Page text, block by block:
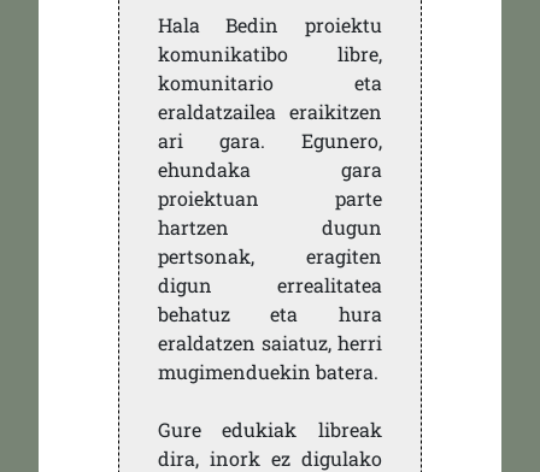
Hala Bedin proiektu
komunikatibo libre,
komunitario eta
eraldatzailea eraikitzen
ari gara. Egunero,
ehundaka gara
proiektuan parte
hartzen dugun
pertsonak, eragiten
digun errealitatea
behatuz eta hura
eraldatzen saiatuz, herri
mugimenduekin batera.
Gure edukiak libreak
dira, inork ez digulako